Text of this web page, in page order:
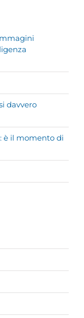
davvero
è il momento di